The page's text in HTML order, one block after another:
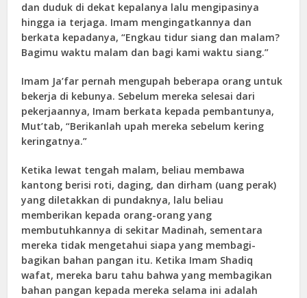
dan duduk di dekat kepalanya lalu mengipasinya
hingga ia terjaga. Imam mengingatkannya dan
berkata kepadanya, “Engkau tidur siang dan malam?
Bagimu waktu malam dan bagi kami waktu siang.”
Imam Ja’far pernah mengupah beberapa orang untuk
bekerja di kebunya. Sebelum mereka selesai dari
pekerjaannya, Imam berkata kepada pembantunya,
Mut’tab, “Berikanlah upah mereka sebelum kering
keringatnya.”
Ketika lewat tengah malam, beliau membawa
kantong berisi roti, daging, dan dirham (uang perak)
yang diletakkan di pundaknya, lalu beliau
memberikan kepada orang-orang yang
membutuhkannya di sekitar Madinah, sementara
mereka tidak mengetahui siapa yang membagi-
bagikan bahan pangan itu. Ketika Imam Shadiq
wafat, mereka baru tahu bahwa yang membagikan
bahan pangan kepada mereka selama ini adalah